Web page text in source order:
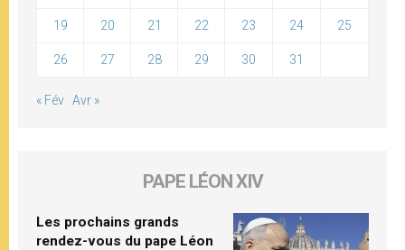
19 20 21 22 23 24 25
26 27 28 29 30 31
« Fév Avr »
PAPE LÉON XIV
Les prochains grands
rendez-vous du pape Léon